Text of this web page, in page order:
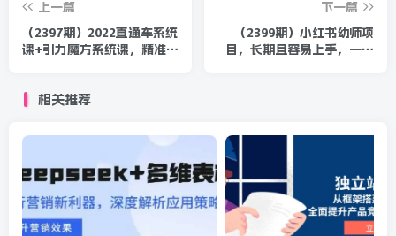
上一篇
（2397期）2022直通车系统
课+引力魔方系统课，精准拉
下一篇
（2399期）小红书幼师项
目，长期且容易上手，一个
相关推荐